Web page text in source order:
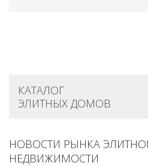
КАТАЛОГ
ЭЛИТНЫХ ДОМОВ
НОВОСТИ РЫНКА
НЕДВИЖИМОСТИ